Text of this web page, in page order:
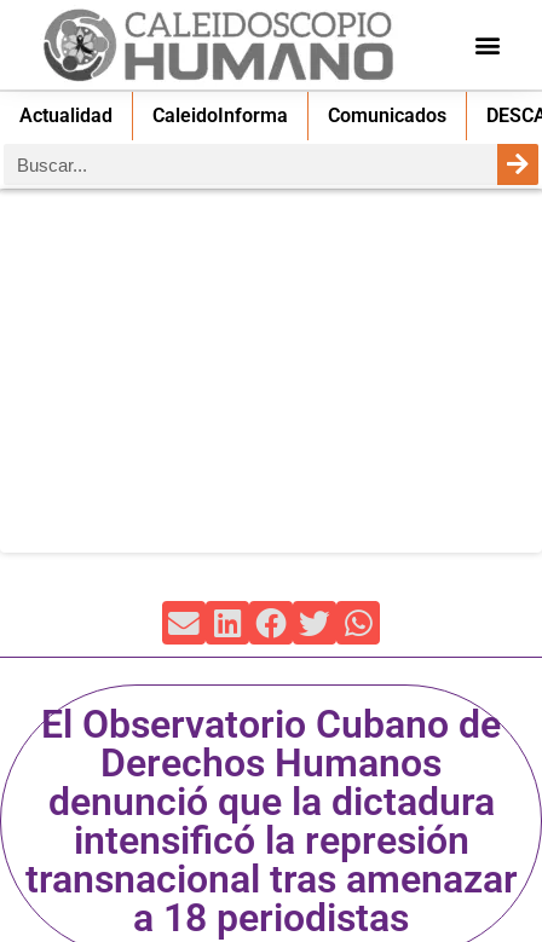
Actualidad CaleidoInforma Comunicados
El Observatorio Cubano de
Derechos Humanos
denunció que la dictadura
intensificó la represión
transnacional tras amenazar
a 18 periodistas